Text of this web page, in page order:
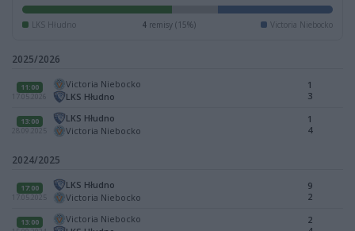
LKS Hłudno 4remisy (15%) Victoria Niebocko
2025/2026
11:00
17.05.2026
Victoria Niebocko
LKS Hłudno
1
3
13:00
28.09.2025
LKS Hłudno
Victoria Niebocko
1
4
2024/2025
17:00
17.05.2025
LKS Hłudno
Victoria Niebocko
9
2
13:00
Victoria Niebocko
2